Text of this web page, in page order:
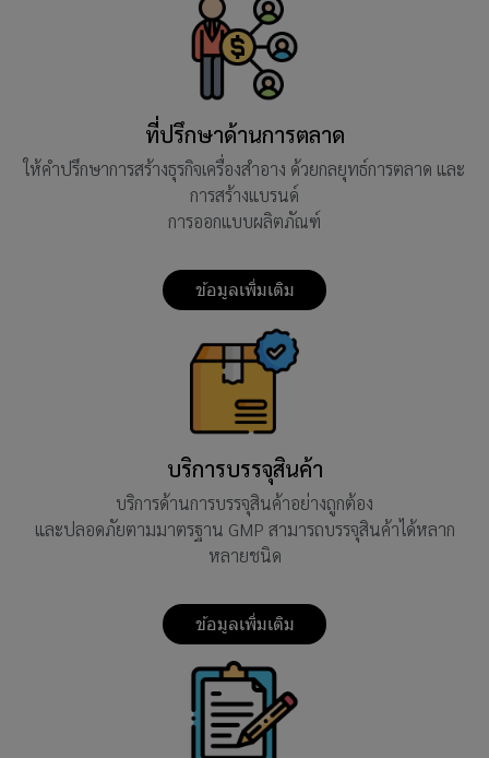
ที่ปรึกษาด้านการตลาด
ให้คำปรึกษาการสร้างธุรกิจเครื่องสำอาง ด้วยกลยุทธ์การตลาด และ
การสร้างแบรนด์
การออกแบบผลิตภัณฑ์
ข้อมูลเพิ่มเติม
บริการบรรจุสินค้า
บริการด้านการบรรจุสินค้าอย่างถูกต้อง
และปลอดภัยตามมาตรฐาน GMP สามารถบรรจุสินค้าได้หลาก
หลายชนิด
ข้อมูลเพิ่มเติม